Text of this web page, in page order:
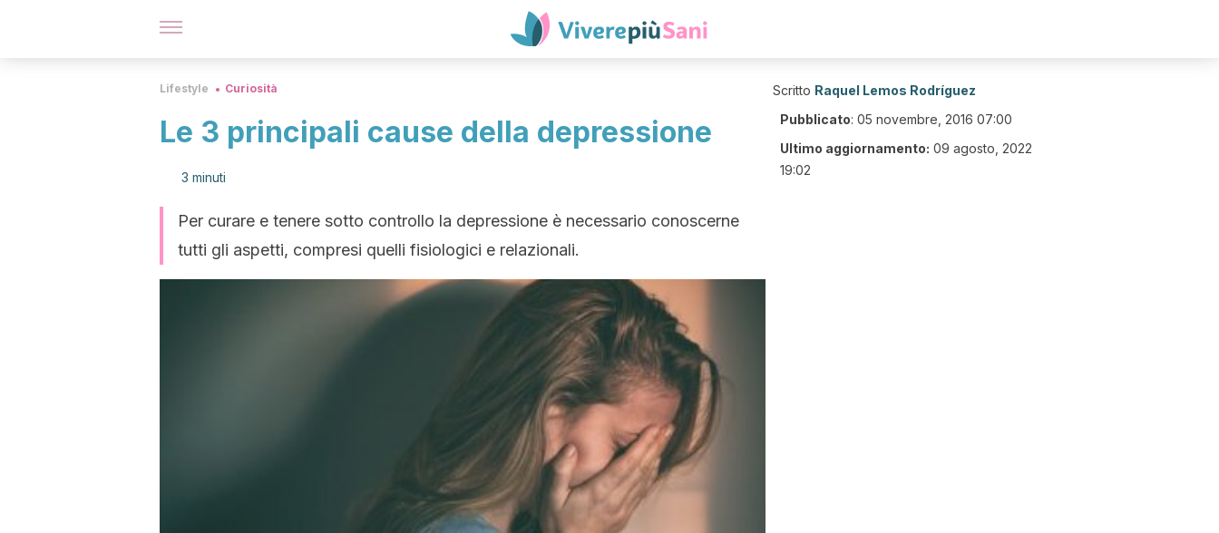
Lifestyle Curiosità
Le 3 principali cause della depressione
3 minuti
Per curare e tenere sotto controllo la depressione è necessario conoscerne
tutti gli aspetti, compresi quelli fisiologici e relazionali.
Scritto Raquel Lemos Rodríguez
Pubblicato: 05 novembre, 2016 07:00
Ultimo aggiornamento: 09 agosto, 2022
19:02